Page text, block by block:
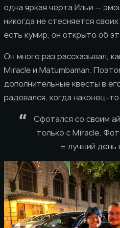
одна яркая черта Ильи —
никогда не стесняется
есть кумир, он открыто об
Он много раз рассказывал,
Miracle и Matumbaman.
дополнительные квесты в
радовался, когда наконец-
Сфотался со своим
только с Miracle.
= лучший день